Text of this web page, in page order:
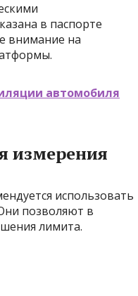
в паспорте
внимание на
автомобиля
измерения
использовать
позволяют в
лимита.